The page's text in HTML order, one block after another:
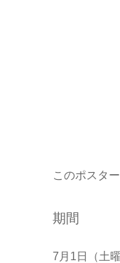
このポスタ
期間
7月1日（土